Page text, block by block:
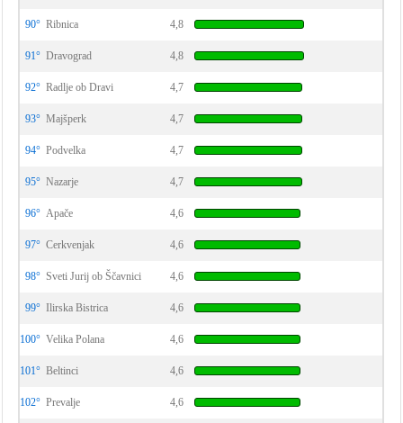
90° Ribnica 4,8
91° Dravograd 4,8
92° Radlje ob Dravi 4,7
93° Majšperk 4,7
94° Podvelka 4,7
95° Nazarje 4,7
96° Apače 4,6
97° Cerkvenjak 4,6
98° Sveti Jurij ob Ščavnici 4,6
99° Ilirska Bistrica 4,6
100° Velika Polana 4,6
101° Beltinci 4,6
102° Prevalje 4,6